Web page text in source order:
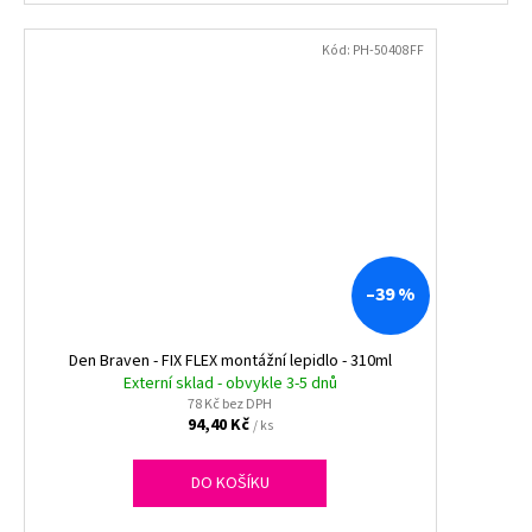
–39 %
Den Braven - FIX FLEX montážní lepidlo - 310ml
Externí sklad - obvykle 3-5 dnů
78 Kč bez DPH
94,40 Kč/ ks
DO KOŠÍKU
Kód: PH-50408FF